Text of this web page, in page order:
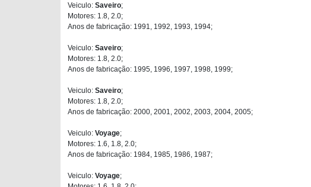
Veiculo: Saveiro;
Motores: 1.8, 2.0;
Anos de fabricação: 1991, 1992, 1993, 1994;
Veiculo: Saveiro;
Motores: 1.8, 2.0;
Anos de fabricação: 1995, 1996, 1997, 1998, 1999;
Veiculo: Saveiro;
Motores: 1.8, 2.0;
Anos de fabricação: 2000, 2001, 2002, 2003, 2004, 2005;
Veiculo: Voyage;
Motores: 1.6, 1.8, 2.0;
Anos de fabricação: 1984, 1985, 1986, 1987;
Veiculo: Voyage;